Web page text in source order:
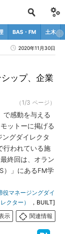
BAS・FM 土木
2020年11月30日
ップ、企業
（1/3 ページ）
で感動を与える
ットーに掲げる
グダイレクタ
行われている施
終回は、オラン
）」にあるFM学
マネージングダイ
レクター）
，BUILT]
示
関連情報